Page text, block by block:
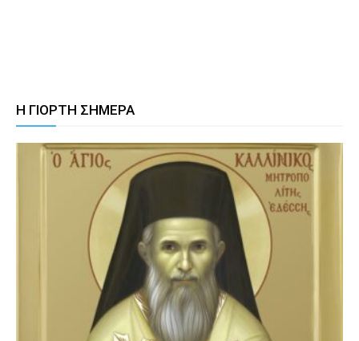
Η ΓΙΟΡΤΗ ΣΗΜΕΡΑ